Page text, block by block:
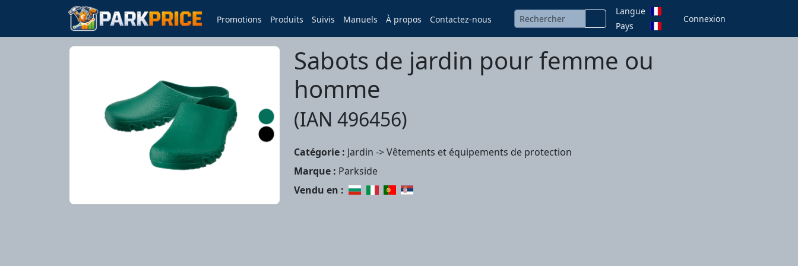
Promotions Produits Suivis Manuels À propos Contactez-nous
Langue
Pays
Connexion
Sabots de jardin pour femme ou
homme
(IAN 496456)
Catégorie : Jardin -> Vêtements et équipements de protection
Marque : Parkside
Vendu en :